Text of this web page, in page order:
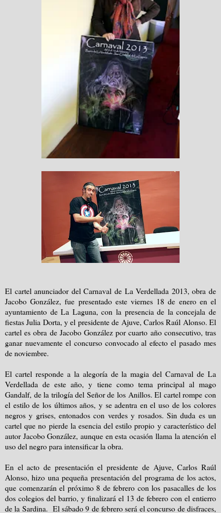
El cartel anunciador del Carnaval de La Verdellada 2013, obra de
Jacobo González, fue presentado este viernes 18 de enero en el
ayuntamiento de La Laguna, con la presencia de la concejala de
fiestas Julia Dorta, y el presidente de Ajuve, Carlos Raúl Alonso. El
cartel es obra de Jacobo González por cuarto año consecutivo, tras
ganar nuevamente el concurso convocado al efecto el pasado mes
de noviembre.
El cartel responde a la alegoría de la magia del Carnaval de La
Verdellada de este año, y tiene como tema principal al mago
Gandalf, de la trilogía del Señor de los Anillos. El cartel rompe con
el estilo de los últimos años, y se adentra en el uso de los colores
negros y grises, entonados con verdes y rosados. Sin duda es un
cartel que no pierde la esencia del estilo propio y característico del
autor Jacobo González, aunque en esta ocasión llama la atención el
uso del negro para intensificar la obra.
En el acto de presentación el presidente de Ajuve, Carlos Raúl
Alonso, hizo una pequeña presentación del programa de los actos,
que comenzarán el próximo 8 de febrero con los pasacalles de los
dos colegios del barrio, y finalizará el 13 de febrero con el entierro
de la Sardina. El sábado 9 de febrero será el concurso de disfraces,